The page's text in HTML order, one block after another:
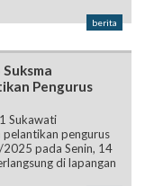
berita
Pengurus
Sukawati
pelantikan pengurus
pada Senin, 14
di lapangan